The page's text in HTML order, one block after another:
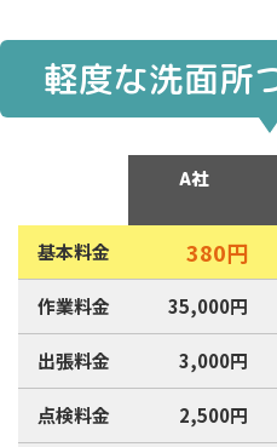
した。2月に入り、寒
暖冬を感じる日もあり
家の洗面所で水道トラ
か？蛇口の水漏れ、排
水が止まらないなど
ルが発生することが
問わず起こる可能性が
ブルが発生した場合は
定工事店へ相談するの
相談を受け付け、迅速
り・修理に対応してい
害が大きくなる前に早
ょう。
2025年2月
軽度な洗面所
A社
基本料金
380円
作業料金 35,000円
出張料金 3,000円
点検料金 2,500円